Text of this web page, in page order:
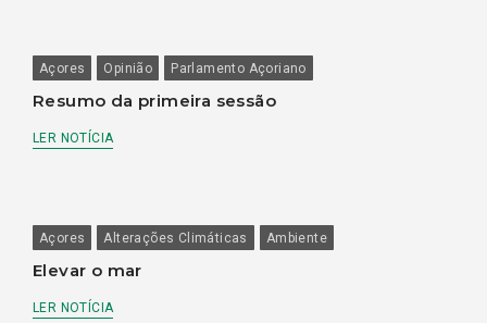
Açores Opinião Parlamento Açoriano
Resumo da primeira sessão
LER NOTÍCIA
Açores Alterações Climáticas Ambiente
Elevar o mar
LER NOTÍCIA